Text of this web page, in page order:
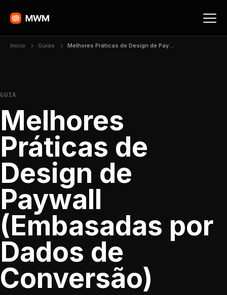
Início Guias Melhores Práticas de Design de Paywall (Embasadas por Dados de Conversão)
GUIA
Melhores
Práticas de
Design de
Paywall
(Embasadas por
Dados de
Conversão)